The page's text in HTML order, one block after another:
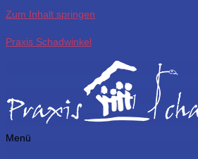
Zum Inhalt springen
Praxis Schadwinkel
Menü